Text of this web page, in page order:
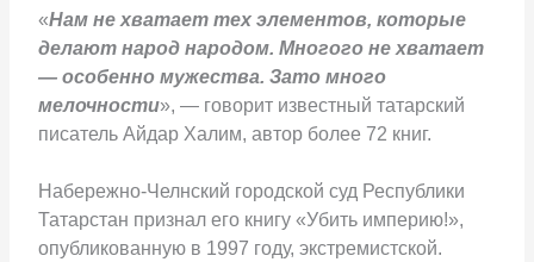
«Нам не хватает тех элементов, которые
делают народ народом. Многого не хватает
— особенно мужества. Зато много
мелочности», — говорит известный татарский
писатель Айдар Халим, автор более 72 книг.
Набережно-Челнский городской суд Республики
Татарстан признал его книгу «Убить империю!»,
опубликованную в 1997 году, экстремистской.